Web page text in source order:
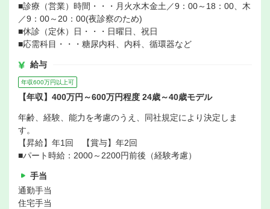
■診療（営業）時間・・・月火水木金土／9：00～18：00、木
／9：00～20：00(夜診察のため)
■休診（定休）日・・・日曜日、祝日
■応需科目・・・糖尿内科、内科、循環器など
給与
年収600万円以上可
【年収】400万円～600万円程度 24歳～40歳モデル
年齢、経験、能力を考慮のうえ、同社規定により決定しま
す。
【昇給】年1回 【賞与】年2回
■パート時給：2000～2200円前後（経験考慮）
手当
通勤手当
住宅手当